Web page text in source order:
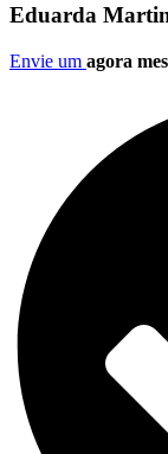
Eduarda
Envie um agora